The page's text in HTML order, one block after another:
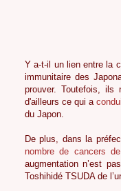
Y a-t-il un lien entre la
immunitaire des
prouver. Toutefois, ils
d'ailleurs ce qui a
du Japon.
De plus, dans la
nombre de cancers
augmentation n’est
Toshihidé TSUDA de